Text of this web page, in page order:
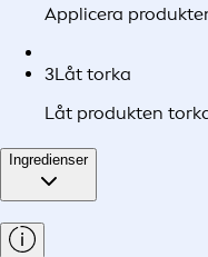
Applicera
3Låt torka
Låt produkten
Ingredienser